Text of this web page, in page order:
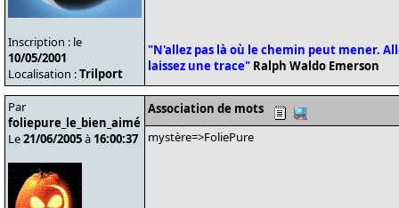
Inscription : le
10/05/2001
Localisation :Trilport
"N'allez pas là où le chemin peut mener.
laissez une trace" Ralph Waldo Emerson
Par
foliepure_le_bien_aimé
Le21/06/2005à 16:00:37
Association de mots
mystère=>FoliePure